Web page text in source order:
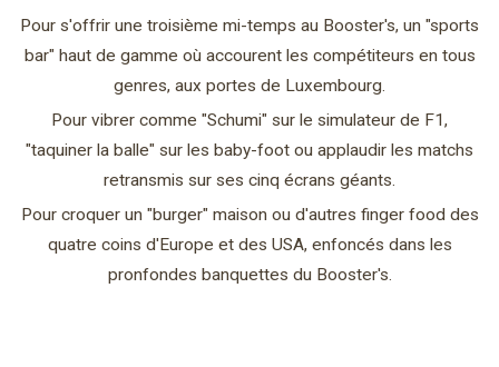
Pour s'offrir une troisième mi-temps au Booster's, un "sports
bar" haut de gamme où accourent les compétiteurs en tous
genres, aux portes de Luxembourg.
Pour vibrer comme "Schumi" sur le simulateur de F1,
"taquiner la balle" sur les baby-foot ou applaudir les matchs
retransmis sur ses cinq écrans géants.
Pour croquer un "burger" maison ou d'autres finger food des
quatre coins d'Europe et des USA, enfoncés dans les
pronfondes banquettes du Booster's.